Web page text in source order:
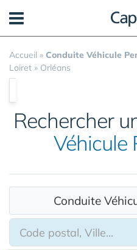
Accueil » Conduite Véhicule
Loiret » Orléans
Rechercher
Véhicule
Conduite